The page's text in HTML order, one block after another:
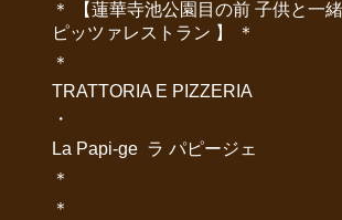
＊ 【蓮華寺池公園目の前 子供と一
ピッツァレストラン 】 ＊
＊
TRATTORIA E PIZZERIA
・
La Papi-ge ラ パピージェ
＊
＊